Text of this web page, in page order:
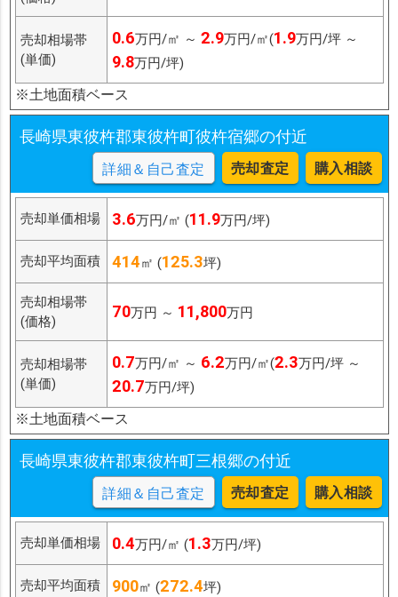
売却相場帯
(単価)
0.6万円/㎡ ～ 2.9万円/㎡(1.9万円/坪 ～
9.8万円/坪)
※土地面積ベース
長崎県東彼杵郡東彼杵町彼杵宿郷の付近
詳細＆自己査定 売却査定 購入相談
売却単価相場 3.6万円/㎡ (11.9万円/坪)
売却平均面積 414㎡ (125.3坪)
売却相場帯
(価格)
70万円 ～ 11,800万円
売却相場帯
(単価)
0.7万円/㎡ ～ 6.2万円/㎡(2.3万円/坪 ～
20.7万円/坪)
※土地面積ベース
長崎県東彼杵郡東彼杵町三根郷の付近
詳細＆自己査定 売却査定 購入相談
売却単価相場 0.4万円/㎡ (1.3万円/坪)
売却平均面積 900㎡ (272.4坪)